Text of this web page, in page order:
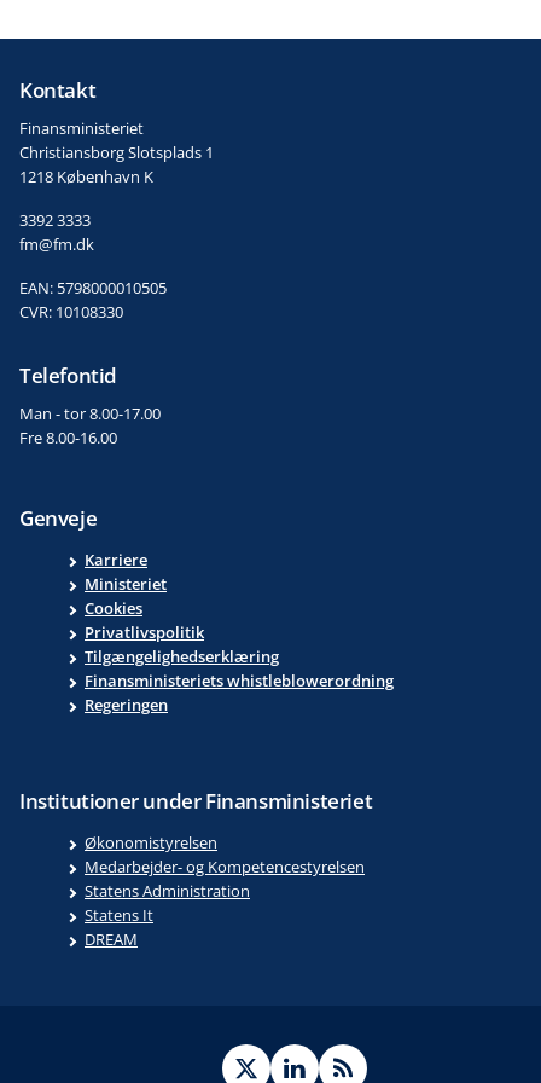
Kontakt
Finansministeriet
Christiansborg Slotsplads 1
1218 København K
3392 3333
fm@fm.dk
EAN: 5798000010505
CVR: 10108330
Telefontid
Man - tor 8.00-17.00
Fre 8.00-16.00
Genveje
Karriere
Ministeriet
Cookies
Privatlivspolitik
Tilgængelighedserklæring
Finansministeriets whistleblowerordning
Regeringen
Institutioner under Finansministeriet
Økonomistyrelsen
Medarbejder- og Kompetencestyrelsen
Statens Administration
Statens It
DREAM